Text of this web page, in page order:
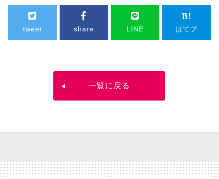
tweet share LINE はてブ
一覧に戻る